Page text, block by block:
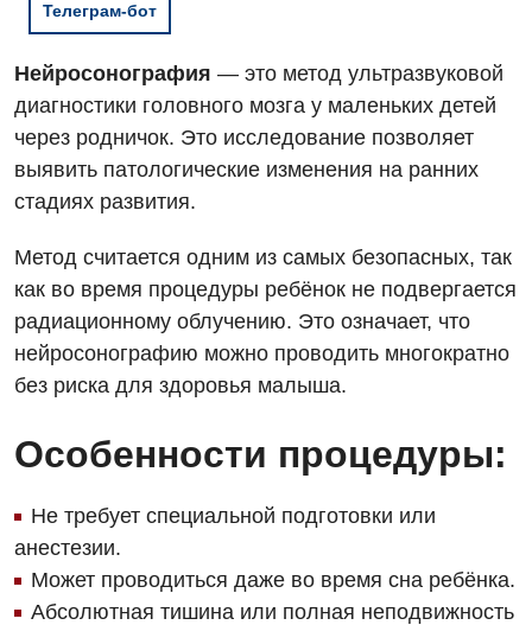
Телеграм-бот
Нейросонография — это метод ультразвуковой
диагностики головного мозга у маленьких детей
через родничок. Это исследование позволяет
выявить патологические изменения на ранних
стадиях развития.
Метод считается одним из самых безопасных, так
как во время процедуры ребёнок не подвергается
радиационному облучению. Это означает, что
нейросонографию можно проводить многократно
без риска для здоровья малыша.
Особенности процедуры:
Не требует специальной подготовки или
анестезии.
Может проводиться даже во время сна ребёнка.
Абсолютная тишина или полная неподвижность